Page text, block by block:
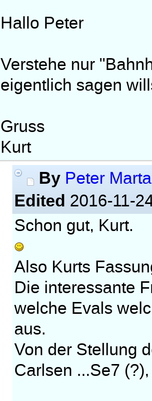
Hallo Peter
Verstehe nur
eigentlich sagen
Gruss
Kurt
By Peter
Edited 2016-11-
Schon gut, Kurt.
Also Kurts
Die interessante
welche Evals
aus.
Von der Stellung
Carlsen ...Se7 (?),